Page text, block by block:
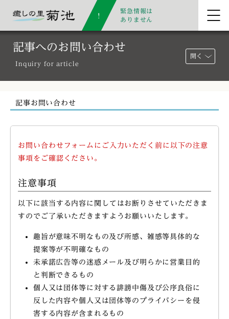
緊急情報は
ありません
記事へのお問い合わせ
Inquiry for article
開く
記事お問い合わせ
お問い合わせフォームにご入力いただく前に以下の注意
事項をご確認ください。
注意事項
以下に該当する内容に関してはお断りさせていただきま
すのでご了承いただきますようお願いいたします。
趣旨が意味不明なもの及び所感、雑感等具体的な
提案等が不明確なもの
未承諾広告等の迷惑メール及び明らかに営業目的
と判断できるもの
個人又は団体等に対する誹謗中傷及び公序良俗に
反した内容や個人又は団体等のプライバシーを侵
害する内容が含まれるもの